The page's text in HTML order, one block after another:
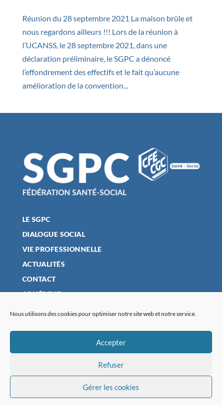
Nous utilisons des cookies pour optimiser notre site web et notre service.
Accepter
Refuser
Gérer les cookies
Réunion du 28 septembre 2021 La maison brûle et
nous regardons ailleurs !!! Lors de la réunion à
l’UCANSS, le 28 septembre 2021, dans une
déclaration préliminaire, le SGPC a dénoncé
l’effondrement des effectifs et le fait qu’aucune
amélioration de la convention...
LE SGPC
DIALOGUE SOCIAL
VIE PROFESSIONNELLE
ACTUALITÉS
CONTACT
ADHÉRENT
POLITIQUE DE CONFIDENTIALITÉ
POLITIQUE DE COOKIES (UE)